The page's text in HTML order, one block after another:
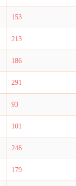
153
213
186
291
93
101
246
179